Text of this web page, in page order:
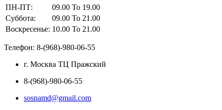
ПН-ПТ:
09.00 To 19.00
Суббота:
09.00 To 21.00
Воскресенье: 10.00 To 21.00
Телефон: 8-(968)-980-06-55
г. Москва ТЦ Пражский
8-(968)-980-06-55
sosnamd@gmail.com